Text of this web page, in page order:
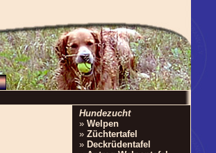
Hundezucht
» Welpen
» Züchtertafel
» Deckrüdentafel